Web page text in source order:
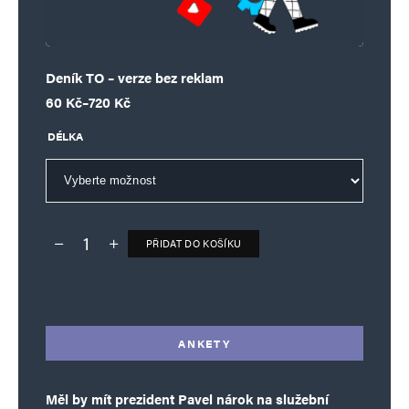
Vaše e-mailová adresa nebude zveřejněna.
Vyžadované informace jsou
označeny
Komentář*
Deník TO – verze bez reklam
60 Kč–720 Kč
Rozpětí cen: 60 Kč až 720 Kč
DÉLKA
Deník TO – verze bez reklam množství
PŘIDAT DO KOŠÍKU
ANKETY
Měl by mít prezident Pavel nárok na služební